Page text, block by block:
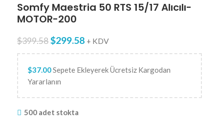
Somfy Maestria 50 RTS 15/17 Alıcılı-
MOTOR-200
$399.58$299.58 + KDV
$37.00Sepete Ekleyerek Ücretsiz Kargodan
Yararlanın
500 adet stokta